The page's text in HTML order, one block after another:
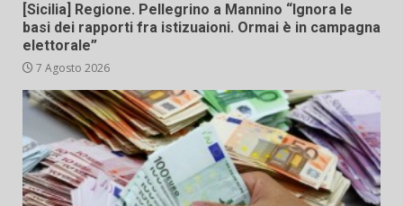
[Sicilia] Regione. Pellegrino a Mannino “Ignora le
basi dei rapporti fra istizuaioni. Ormai è in campagna
elettorale”
7 Agosto 2026